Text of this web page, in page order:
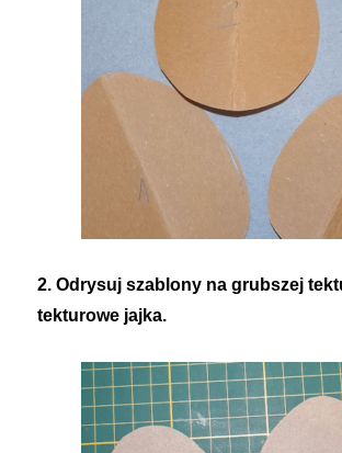
2. Odrysuj szablony na grubszej
tekturowe jajka.